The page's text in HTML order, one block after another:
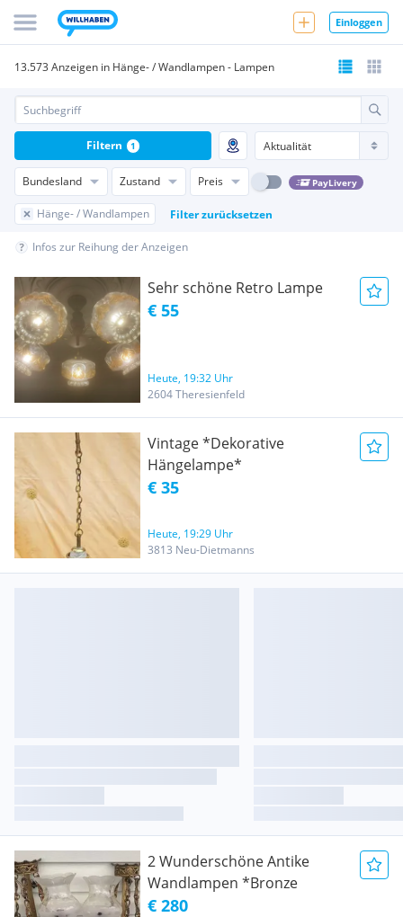
Einloggen
13.573 Anzeigen in Hänge- / Wandlampen - Lampen
Bundesland Zustand Preis PayLivery
Hänge- / Wandlampen Filter zurücksetzen
Filtern 1
Infos zur Reihung der Anzeigen
Sehr schöne Retro Lampe
€ 55
Heute, 19:32 Uhr
2604 Theresienfeld
Vintage *Dekorative
Hängelampe*
€ 35
Heute, 19:29 Uhr
3813 Neu-Dietmanns
2 Wunderschöne Antike
Wandlampen *Bronze
€ 280